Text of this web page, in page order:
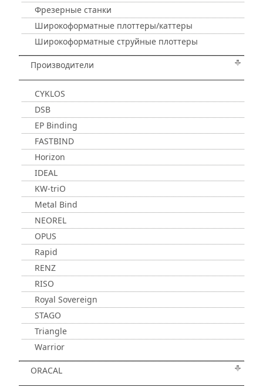
Фрезерные станки
Широкоформатные плоттеры/каттеры
Широкоформатные струйные плоттеры
Производители
CYKLOS
DSB
EP Binding
FASTBIND
Horizon
IDEAL
KW-triO
Metal Bind
NEOREL
OPUS
Rapid
RENZ
RISO
Royal Sovereign
STAGO
Triangle
Warrior
ORACAL